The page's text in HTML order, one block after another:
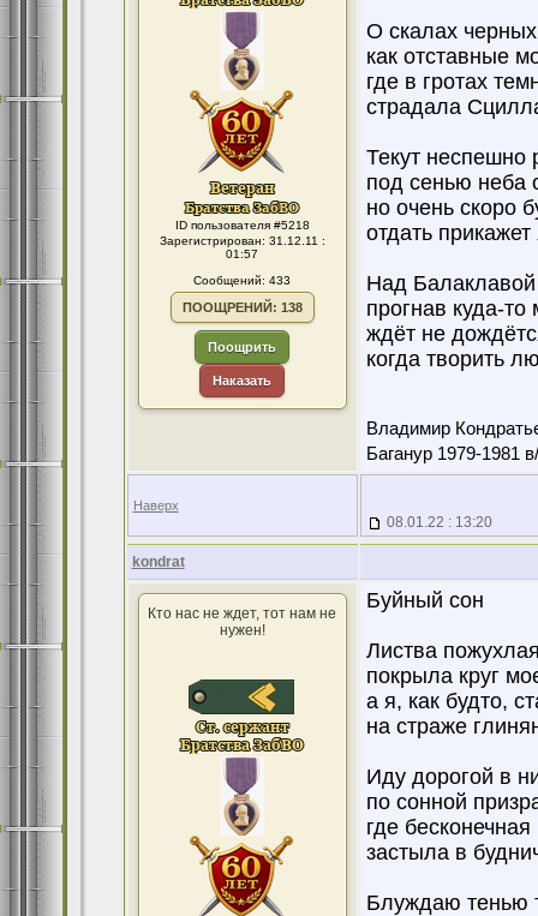
ID пользователя #5218
Зарегистрирован: 31.12.11 :
01:57
Сообщений: 433
ПООЩРЕНИЙ: 138
Поощрить
Наказать
О скалах
как отставные
где в гротах
страдала
Текут неспешно
под сенью неба
но очень скоро
отдать прикажет
Над
прогнав куда-
ждёт не
когда творить
Владимир
Баганур 1979-1981
Наверх
08.01.22 : 13:20
kondrat
Кто нас не ждет, тот нам не
нужен!
Буйный сон
Листва
покрыла круг
а я, как будто,
на страже
Иду дорогой в
по сонной
где
застыла в
Блуждаю тенью